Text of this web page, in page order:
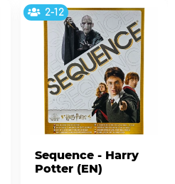
2-12
Sequence - Harry
Potter (EN)